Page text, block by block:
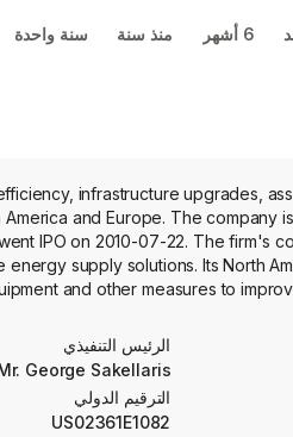
6 أشهر منذ سنة سنة واحدة
infrastructure upgrades,
and Europe. The company
IPO on 2010-07-22. The firm's
supply solutions. Its North
and other measures to
gas (RNG) derived from
owned small-scale plants.
and the sale of solar
الرئيس التنفيذي
George Sakellaris
الترقيم الدولي
US02361E1082